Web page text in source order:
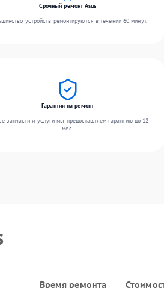
Срочный ремонт Asus
устройств ремонтируются в течении 60 минут.
Гарантия на ремонт
запчасти и услуги мы предоставляем гарантию до 12
мес.
Время ремонта